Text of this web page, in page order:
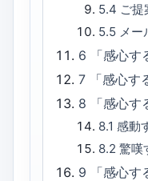
5.4 ご提
5.5 メー
6
「感心
7
「感心
8
「感心
8.1 感動
8.2 驚嘆
9
「感心